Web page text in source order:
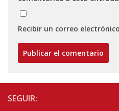
Recibir un correo
SEGUIR: